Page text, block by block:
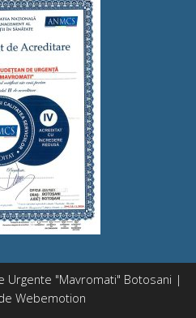
Urgente "Mavromati" Botosani |
Webemotion